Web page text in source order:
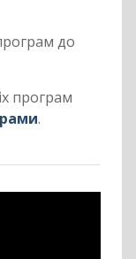
до
програм
.